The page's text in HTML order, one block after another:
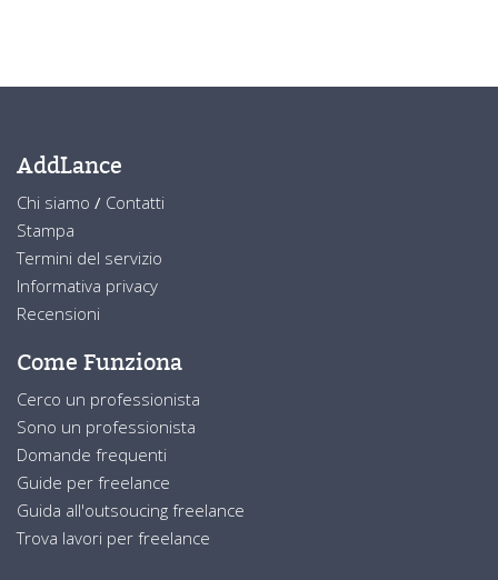
AddLance
Chi siamo / Contatti
Stampa
Termini del servizio
Informativa privacy
Recensioni
Come Funziona
Cerco un professionista
Sono un professionista
Domande frequenti
Guide per freelance
Guida all'outsoucing freelance
Trova lavori per freelance